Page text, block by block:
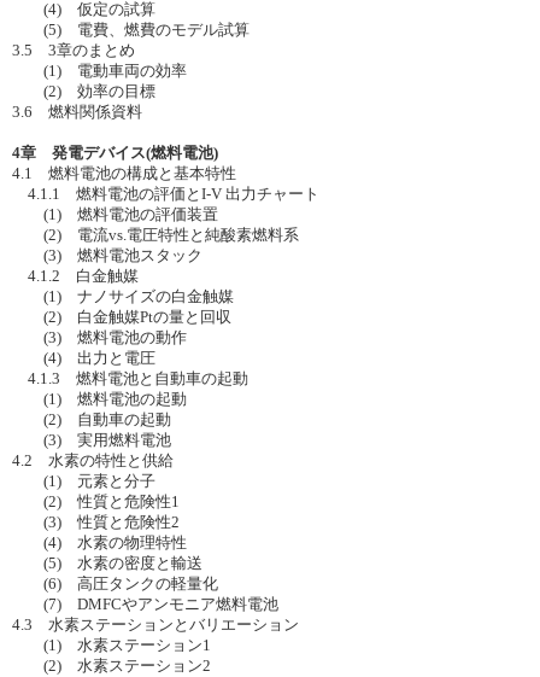
(4) 仮定の試算
(5) 電費、燃費のモデル試算
3.5 3章のまとめ
(1) 電動車両の効率
(2) 効率の目標
3.6 燃料関係資料
4章 発電デバイス(燃料電池)
4.1 燃料電池の構成と基本特性
4.1.1 燃料電池の評価とI-V 出力チャート
(1) 燃料電池の評価装置
(2) 電流vs.電圧特性と純酸素燃料系
(3) 燃料電池スタック
4.1.2 白金触媒
(1) ナノサイズの白金触媒
(2) 白金触媒Ptの量と回収
(3) 燃料電池の動作
(4) 出力と電圧
4.1.3 燃料電池と自動車の起動
(1) 燃料電池の起動
(2) 自動車の起動
(3) 実用燃料電池
4.2 水素の特性と供給
(1) 元素と分子
(2) 性質と危険性1
(3) 性質と危険性2
(4) 水素の物理特性
(5) 水素の密度と輸送
(6) 高圧タンクの軽量化
(7) DMFCやアンモニア燃料電池
4.3 水素ステーションとバリエーション
(1) 水素ステーション1
(2) 水素ステーション2